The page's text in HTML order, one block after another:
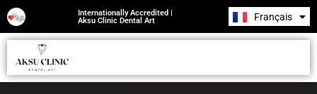
Internationally Accredited |
Aksu Clinic Dental Art
Français
Română